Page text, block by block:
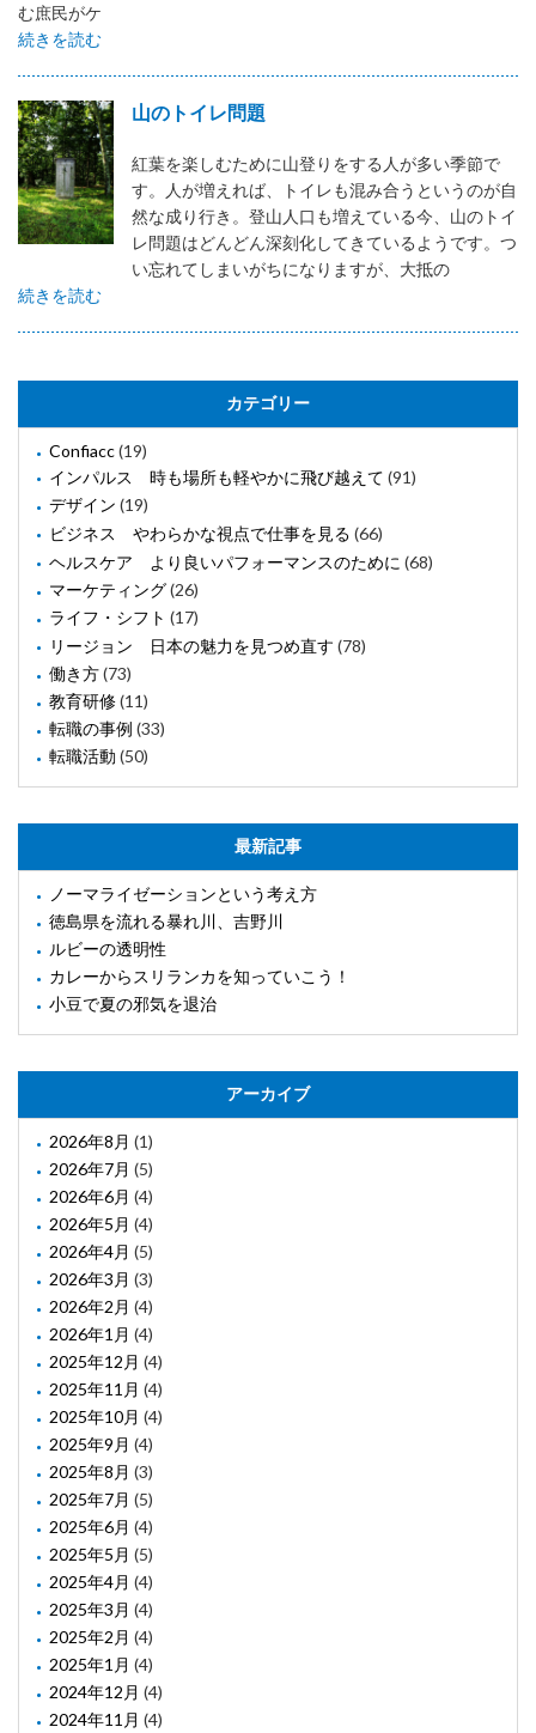
む庶民がケ
続きを読む
山のトイレ問題
紅葉を楽しむために山登りをする人が多い季節で
す。人が増えれば、トイレも混み合うというのが自
然な成り行き。登山人口も増えている今、山のトイ
レ問題はどんどん深刻化してきているようです。つ
い忘れてしまいがちになりますが、大抵の
続きを読む
カテゴリー
Confiacc(19)
インパルス 時も場所も軽やかに飛び越えて (91)
デザイン (19)
ビジネス やわらかな視点で仕事を見る (66)
ヘルスケア より良いパフォーマンスのために (68)
マーケティング(26)
ライフ・シフト (17)
リージョン 日本の魅力を見つめ直す (78)
働き方(73)
教育研修(11)
転職の事例 (33)
転職活動 (50)
最新記事
ノーマライゼーションという考え方
徳島県を流れる暴れ川、吉野川
ルビーの透明性
カレーからスリランカを知っていこう！
小豆で夏の邪気を退治
アーカイブ
2026年8月 (1)
2026年7月 (5)
2026年6月 (4)
2026年5月 (4)
2026年4月 (5)
2026年3月 (3)
2026年2月 (4)
2026年1月 (4)
2025年12月 (4)
2025年11月 (4)
2025年10月 (4)
2025年9月 (4)
2025年8月 (3)
2025年7月 (5)
2025年6月 (4)
2025年5月 (5)
2025年4月 (4)
2025年3月 (4)
2025年2月 (4)
2025年1月 (4)
2024年12月 (4)
2024年11月 (4)